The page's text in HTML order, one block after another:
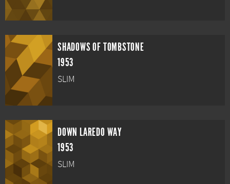
SHADOWS OF TOMBSTONE
1953
SLIM
DOWN LAREDO WAY
1953
SLIM